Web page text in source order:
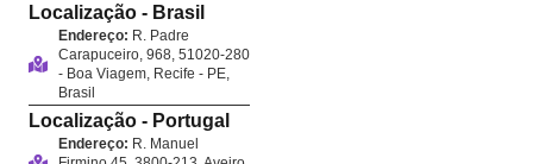
Localização - Brasil
Endereço: R. Padre
Carapuceiro, 968, 51020-280
- Boa Viagem, Recife - PE,
Brasil
Localização - Portugal
Endereço: R. Manuel